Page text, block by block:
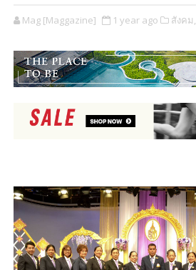
Mag [Maggazine] 1 year ago สังคม,